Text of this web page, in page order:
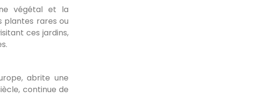
végétal et la
plantes rares ou
ces jardins,
abrite une
continue de